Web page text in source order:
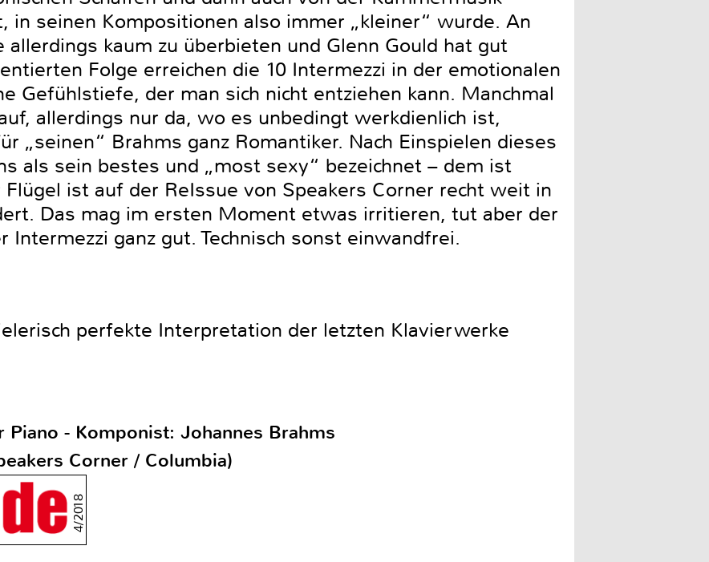
in seinen Kompositionen also immer „kleiner“ wurde. An
kaum zu überbieten und Glenn Gould hat gut
Folge erreichen die 10 Intermezzi in der emotionalen
Gefühlstiefe, der man sich nicht entziehen kann. Manchmal
allerdings nur da, wo es unbedingt werkdienlich ist,
„seinen“ Brahms ganz Romantiker. Nach Einspielen dieses
als sein bestes und „most sexy“ bezeichnet – dem ist
ist auf der ReIssue von Speakers Corner recht weit in
Das mag im ersten Moment etwas irritieren, tut aber der
Intermezzi ganz gut. Technisch sonst einwandfrei.
perfekte Interpretation der letzten Klavierwerke
Piano - Komponist: Johannes Brahms
Corner / Columbia)
4/2018